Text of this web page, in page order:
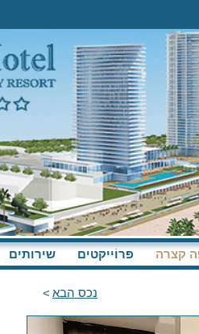
קצרה פּרוֹייקטים שירותים
נכס הבא